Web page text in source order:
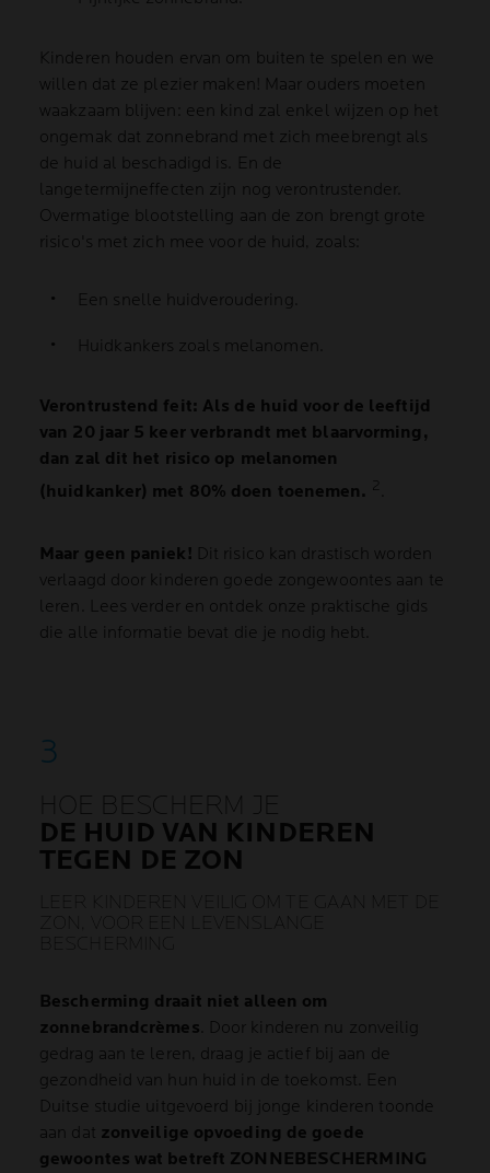
Kinderen houden ervan om buiten te spelen en we
willen dat ze plezier maken! Maar ouders moeten
waakzaam blijven: een kind zal enkel wijzen op het
ongemak dat zonnebrand met zich meebrengt als
de huid al beschadigd is. En de
langetermijneffecten zijn nog verontrustender.
Overmatige blootstelling aan de zon brengt grote
risico's met zich mee voor de huid, zoals:
Een snelle huidveroudering.
Huidkankers zoals melanomen.
Verontrustend feit: Als de huid voor de leeftijd
van 20 jaar 5 keer verbrandt met blaarvorming,
dan zal dit het risico op melanomen
(huidkanker) met 80% doen toenemen. 2
Maar geen paniek! Dit risico kan drastisch worden
verlaagd door kinderen goede zongewoontes aan te
leren. Lees verder en ontdek onze praktische gids
die alle informatie bevat die je nodig hebt.
HOE BESCHERM JE
DE HUID VAN KINDEREN
TEGEN DE ZON
Bescherming draait niet alleen om
zonnebrandcrèmes . Door kinderen nu zonveilig
gedrag aan te leren, draag je actief bij aan de
gezondheid van hun huid in de toekomst. Een
Duitse studie uitgevoerd bij jonge kinderen toonde
aan dat zonveilige opvoeding de goede
gewoontes wat betreft ZONNEBESCHERMING